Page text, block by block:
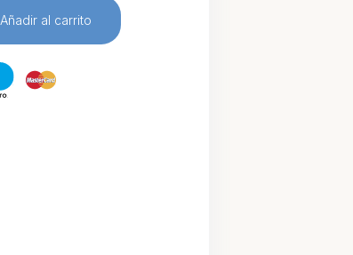
Añadir al carrito